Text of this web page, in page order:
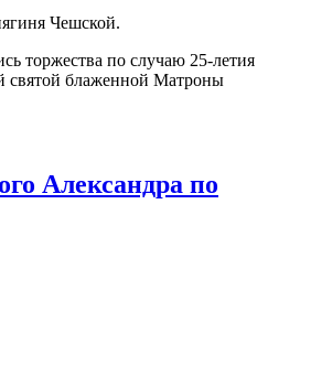
Чешской.
торжества по случаю 25-летия
святой блаженной Матроны
Александра по